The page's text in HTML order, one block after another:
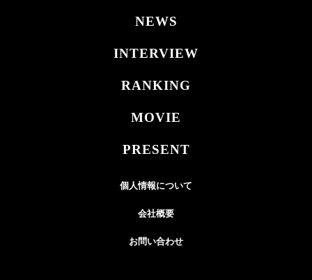
NEWS
INTERVIEW
RANKING
MOVIE
PRESENT
個人情報について
会社概要
お問い合わせ